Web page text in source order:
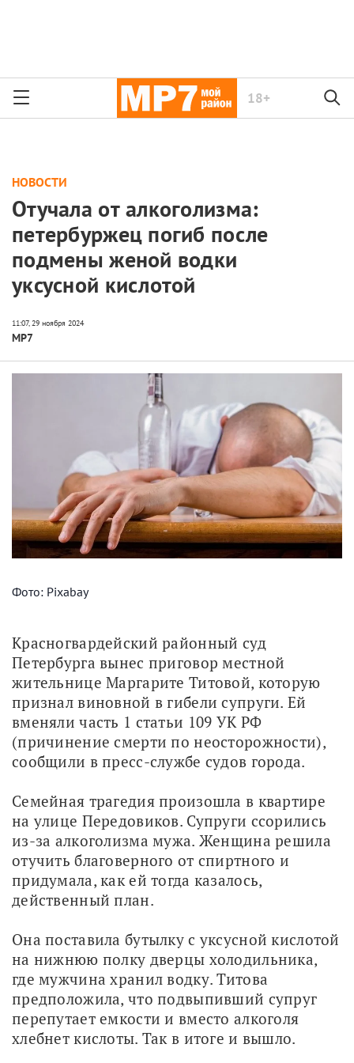
18+
НОВОСТИ
Отучала от алкоголизма:
петербуржец погиб после
подмены женой водки
уксусной кислотой
МР7
Фото: Pixabay
Красногвардейский районный суд
Петербурга вынес приговор местной
жительнице Маргарите Титовой, которую
признал виновной в гибели супруги. Ей
вменяли часть 1 статьи 109 УК РФ
(причинение смерти по неосторожности),
сообщили в пресс-службе судов города.
Семейная трагедия произошла в квартире
на улице Передовиков. Супруги ссорились
из-за алкоголизма мужа. Женщина решила
отучить благоверного от спиртного и
придумала, как ей тогда казалось,
действенный план.
Она поставила бутылку с уксусной кислотой
на нижнюю полку дверцы холодильника,
где мужчина хранил водку. Титова
предположила, что подвыпивший супруг
перепутает емкости и вместо алкоголя
хлебнет кислоты. Так в итоге и вышло.